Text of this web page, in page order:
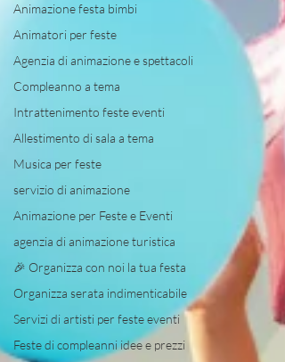
Animazione festa bimbi
Animatori per feste
Agenzia di animazione e spettacoli
Compleanno a tema
Intrattenimento feste eventi
Allestimento di sala a tema
Musica per feste
servizio di animazione
Animazione per Feste e Eventi
agenzia di animazione turistica
🎉 Organizza con noi la tua festa
Organizza serata indimenticabile
Servizi di artisti per feste eventi
Feste di compleanni idee e prezzi